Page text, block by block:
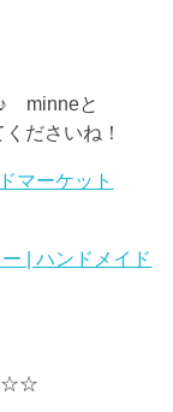
♪ minneと
ださいね！
マーケット
| ハンドメイド